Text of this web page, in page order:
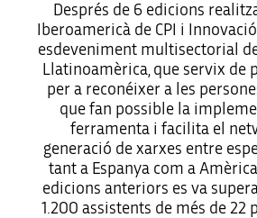
Després de 6 edicions
Iberoamericà de CPI i
esdeveniment multisectorial de
Llatinoamèrica, que servix de
per a reconéixer a les
que fan possible la
ferramenta i facilita el
generació de xarxes entre
tant a Espanya com a
edicions anteriors es va
1.200 assistents de més de 22